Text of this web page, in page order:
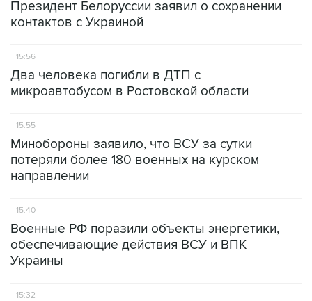
Президент Белоруссии заявил о сохранении
контактов с Украиной
15:56
Два человека погибли в ДТП с
микроавтобусом в Ростовской области
15:55
Минобороны заявило, что ВСУ за сутки
потеряли более 180 военных на курском
направлении
15:40
Военные РФ поразили объекты энергетики,
обеспечивающие действия ВСУ и ВПК
Украины
15:32